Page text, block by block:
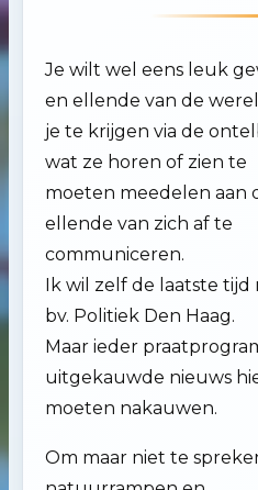
Je wilt wel eens leuk
en ellende van de
je te krijgen via de
wat ze horen of zien te
moeten meedelen aan
ellende van zich af te
communiceren.
Ik wil zelf de laatste
bv. Politiek Den Haag.
Maar ieder
uitgekauwde nieuws
moeten nakauwen.
Om maar niet te